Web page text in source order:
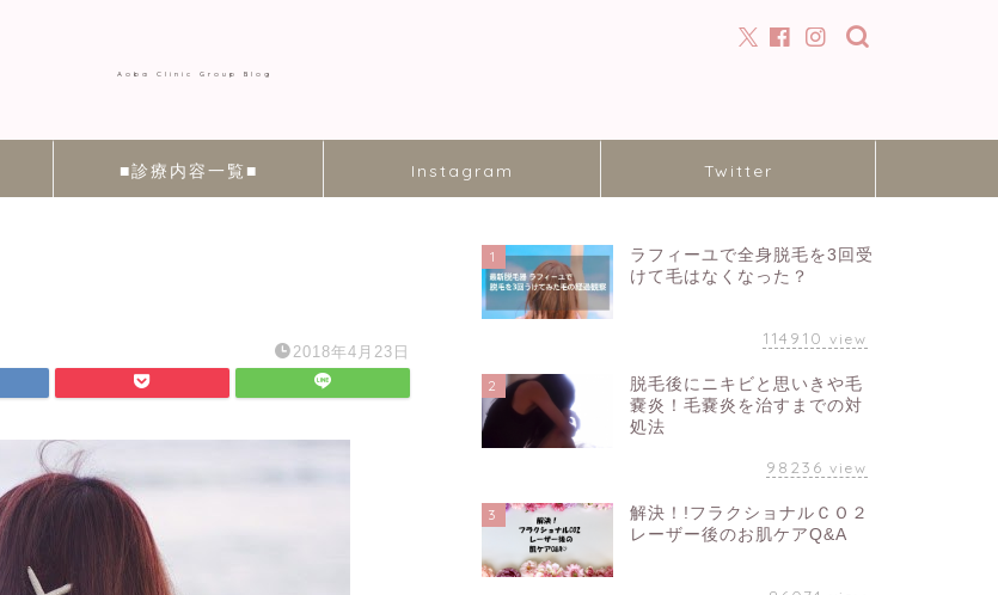
Aoba Clinic Group Blog
■診療内容一覧■ Instagram Twitter
2018年4月23日
1
ラフィーユで全身脱毛を3回受
けて毛はなくなった？
114910 view
2
脱毛後にニキビと思いきや毛
嚢炎！毛嚢炎を治すまでの対
処法
98236 view
3
解決！!フラクショナルＣＯ２
レーザー後のお肌ケアQ&A